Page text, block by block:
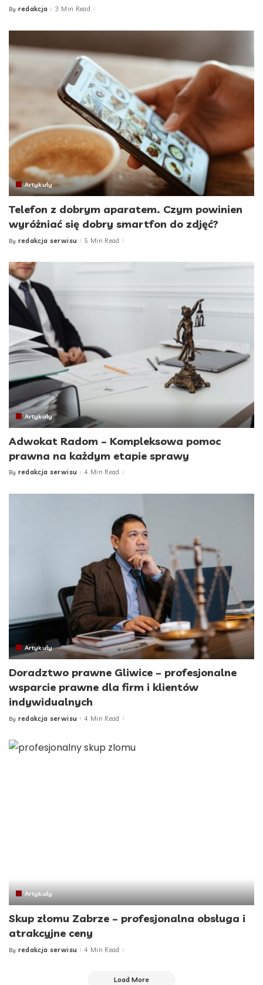
Posted
By redakcja 3 Min Read
Artykuły
Telefon z dobrym aparatem. Czym powinien
wyróżniać się dobry smartfon do zdjęć?
Posted
By redakcja serwisu 5 Min Read
Artykuły
Adwokat Radom – Kompleksowa pomoc
prawna na każdym etapie sprawy
Posted
By redakcja serwisu 4 Min Read
Artykuły
Doradztwo prawne Gliwice – profesjonalne
wsparcie prawne dla firm i klientów
indywidualnych
Posted
By redakcja serwisu 4 Min Read
Artykuły
Skup złomu Zabrze – profesjonalna obsługa i
atrakcyjne ceny
Posted
By redakcja serwisu 4 Min Read
Load More